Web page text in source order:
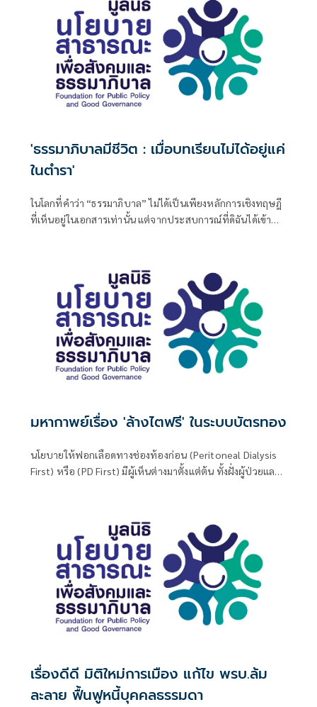
'ธรรมาภิบาลมีชีวิต : เมื่อบทเรียนไม่ได้อยู่แค่
ในตำรา'
ในโลกที่คำว่า “ธรรมาภิบาล” ไม่ได้เป็นเพียงหลักการเชิงทฤษฎี
ที่เห็นอยู่ในเอกสารเท่านั้น แต่จากประสบการณ์ที่ดิฉันได้เข้า
รมาภิบาลในห้องเรียนครั้งนี้ “มีชีวิต” และจับต้องได้จริง
มหากาพย์เรื่อง 'ล้างไตฟรี' ในระบบบัตรทอง
นโยบายให้ฟอกเลือดทางช่องท้องก่อน (Peritoneal Dialysis
First) หรือ (PD First) มีผู้เห็นต่างมาตั้งแต่ต้น ทั้งฝั่งผู้ป่วยและ
โดยหลักการเคารพสิทธิผู้ป่วย และ “เชื่อโดยสุจริต” ว่า ผู้ป่วย
สามารถ “เลือกได้อย่างฉลาด”
เรื่องดีดี มิติใหม่การเมือง แก้ไข พรบ.ล้ม
ละลาย ฟื้นฟูหนี้บุคคลธรรมดา